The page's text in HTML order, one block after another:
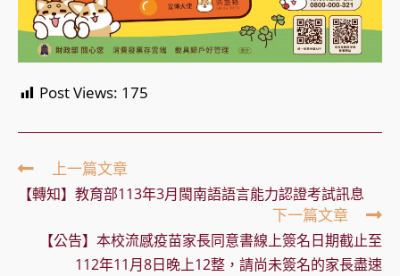
Post Views: 175
Read
more
articles
上一篇文章
【轉知】教育部113年3月閩南語語言能力認證考試訊息
下一篇文章
【公告】本校流感疫苗家長同意書線上簽名日期截止至
112年11月8日晚上12整，請尚未簽名的家長盡速